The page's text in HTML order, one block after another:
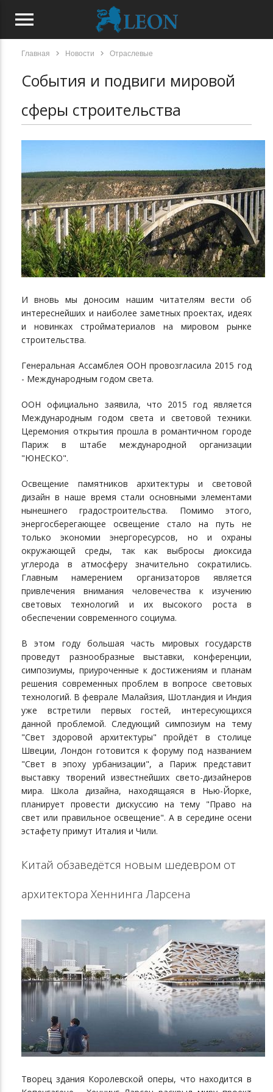
menu
Главная chevron_right Новости chevron_right Отраслевые
События и подвиги мировой
сферы строительства
И вновь мы доносим нашим читателям вести об
интереснейших и наиболее заметных проектах, идеях
и новинках стройматериалов на мировом рынке
строительства.
Генеральная Ассамблея ООН провозгласила 2015 год
- Международным годом света.
ООН официально заявила, что 2015 год является
Международным годом света и световой техники.
Церемония открытия прошла в романтичном городе
Париж в штабе международной организации
"ЮНЕСКО".
Освещение памятников архитектуры и световой
дизайн в наше время стали основными элементами
нынешнего градостроительства. Помимо этого,
энергосберегающее освещение стало на путь не
только экономии энергоресурсов, но и охраны
окружающей среды, так как выбросы диоксида
углерода в атмосферу значительно сократились.
Главным намерением организаторов является
привлечения внимания человечества к изучению
световых технологий и их высокого роста в
обеспечении современного социума.
В этом году большая часть мировых государств
проведут разнообразные выставки, конференции,
симпозиумы, приуроченные к достижениям и планам
решения современных проблем в вопросе световых
технологий. В феврале Малайзия, Шотландия и Индия
уже встретили первых гостей, интересующихся
данной проблемой. Следующий симпозиум на тему
"Свет здоровой архитектуры" пройдёт в столице
Швеции, Лондон готовится к форуму под названием
"Свет в эпоху урбанизации", а Париж представит
выставку творений известнейших свето-дизайнеров
мира. Школа дизайна, находящаяся в Нью-Йорке,
планирует провести дискуссию на тему "Право на
свет или правильное освещение". А в середине осени
эстафету примут Италия и Чили.
Китай обзаведётся новым шедевром от
архитектора Хеннинга Ларсена
Творец здания Королевской оперы, что находится в